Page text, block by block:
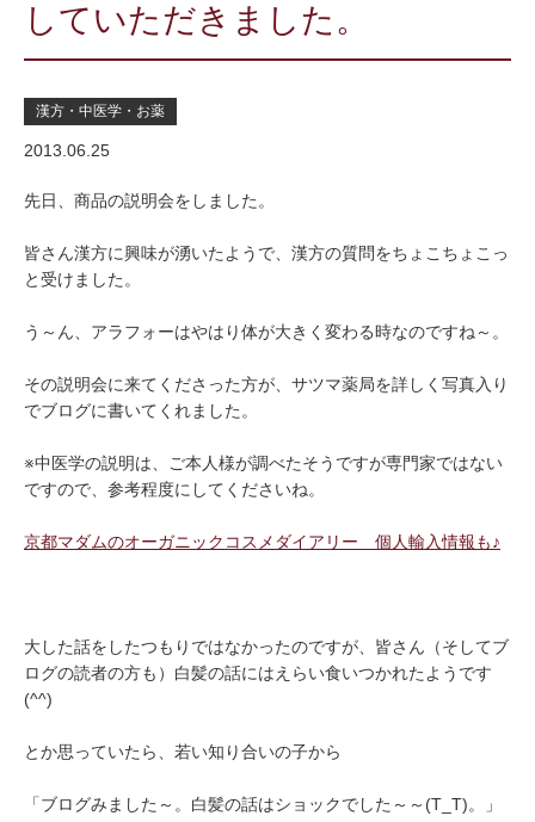
していただきました。
漢方・中医学・お薬
2013.06.25
先日、商品の説明会をしました。
皆さん漢方に興味が湧いたようで、漢方の質問をちょこちょこっ
と受けました。
う～ん、アラフォーはやはり体が大きく変わる時なのですね～。
その説明会に来てくださった方が、サツマ薬局を詳しく写真入り
でブログに書いてくれました。
※中医学の説明は、ご本人様が調べたそうですが専門家ではない
ですので、参考程度にしてくださいね。
京都マダムのオーガニックコスメダイアリー 個人輸入情報も♪
大した話をしたつもりではなかったのですが、皆さん（そしてブ
ログの読者の方も）白髪の話にはえらい食いつかれたようです
(^^)
とか思っていたら、若い知り合いの子から
「ブログみました～。白髪の話はショックでした～～(T_T)。」